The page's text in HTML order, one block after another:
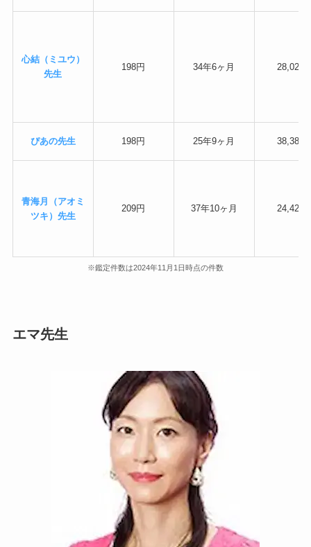
心結（ミユウ）
先生
198円 34年6ヶ月 28,026
ぴあの先生 198円 25年9ヶ月 38,383
青海月（アオミ
ツキ）先生
209円 37年10ヶ月 24,424
※鑑定件数は2024年11月1日時点の件数
エマ先生